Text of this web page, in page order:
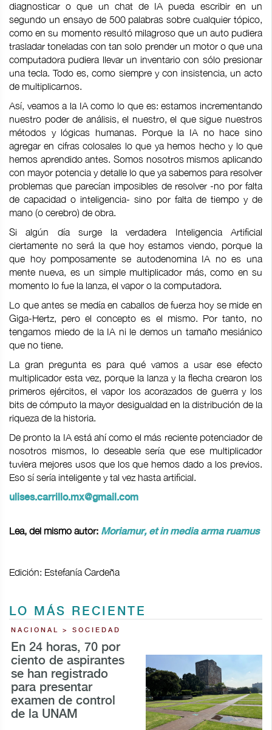
diagnosticar o que un chat de IA pueda escribir en un
segundo un ensayo de 500 palabras sobre cualquier tópico,
como en su momento resultó milagroso que un auto pudiera
trasladar toneladas con tan solo prender un motor o que una
computadora pudiera llevar un inventario con sólo presionar
una tecla. Todo es, como siempre y con insistencia, un acto
de multiplicarnos.
Así, veamos a la IA como lo que es: estamos incrementando
nuestro poder de análisis, el nuestro, el que sigue nuestros
métodos y lógicas humanas. Porque la IA no hace sino
agregar en cifras colosales lo que ya hemos hecho y lo que
hemos aprendido antes. Somos nosotros mismos aplicando
con mayor potencia y detalle lo que ya sabemos para resolver
problemas que parecían imposibles de resolver -no por falta
de capacidad o inteligencia- sino por falta de tiempo y de
mano (o cerebro) de obra.
Si algún día surge la verdadera Inteligencia Artificial
ciertamente no será la que hoy estamos viendo, porque la
que hoy pomposamente se autodenomina IA no es una
mente nueva, es un simple multiplicador más, como en su
momento lo fue la lanza, el vapor o la computadora.
Lo que antes se medía en caballos de fuerza hoy se mide en
Giga-Hertz, pero el concepto es el mismo. Por tanto, no
tengamos miedo de la IA ni le demos un tamaño mesiánico
que no tiene.
La gran pregunta es para qué vamos a usar ese efecto
multiplicador esta vez, porque la lanza y la flecha crearon los
primeros ejércitos, el vapor los acorazados de guerra y los
bits de cómputo la mayor desigualdad en la distribución de la
riqueza de la historia.
De pronto la IA está ahí como el más reciente potenciador de
nosotros mismos, lo deseable sería que ese multiplicador
tuviera mejores usos que los que hemos dado a los previos.
Eso sí sería inteligente y tal vez hasta artificial.
ulises.carrillo.mx@gmail.com
Lea, del mismo autor: Moriamur, et in media arma ruamus
Edición: Estefanía Cardeña
LO MÁS RECIENTE
NACIONAL > SOCIEDAD
En 24 horas, 70 por
ciento de aspirantes
se han registrado
para presentar
examen de control
de la UNAM